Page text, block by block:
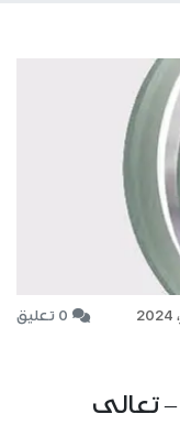
0 تعليق
– تعالى